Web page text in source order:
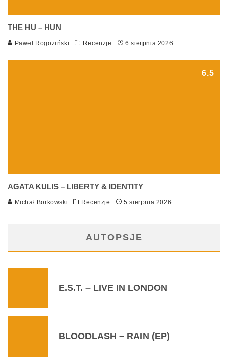
THE HU – HUN
Paweł Rogoziński Recenzje 6 sierpnia 2026
6.5
AGATA KULIS – LIBERTY & IDENTITY
Michał Borkowski Recenzje 5 sierpnia 2026
AUTOPSJE
E.S.T. – LIVE IN LONDON
BLOODLASH – RAIN (EP)